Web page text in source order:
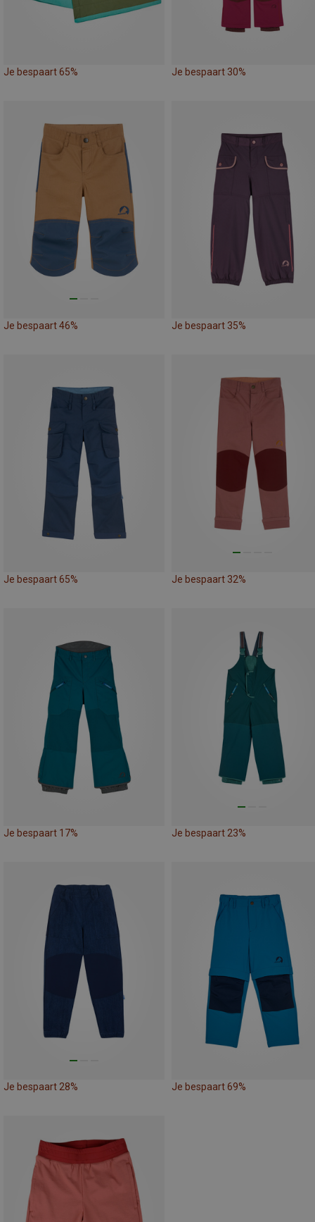
Je bespaart 65% Je bespaart 30%
Je bespaart 46% Je bespaart 35%
Je bespaart 65% Je bespaart 32%
Je bespaart 17% Je bespaart 23%
Je bespaart 28% Je bespaart 69%